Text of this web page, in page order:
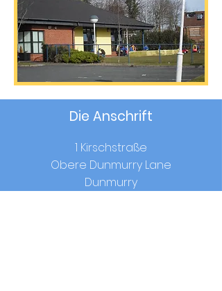
Die Anschrift
1 Kirschstraße
Obere Dunmurry Lane
Dunmurry